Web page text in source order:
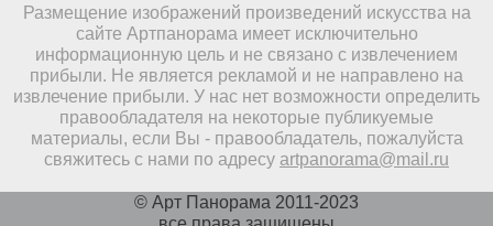
Размещение изображений произведений искусства на
сайте Артпанорама имеет исключительно
информационную цель и не связано с извлечением
прибыли. Не является рекламой и не направлено на
извлечение прибыли. У нас нет возможности определить
правообладателя на некоторые публикуемые
материалы, если Вы - правообладатель, пожалуйста
свяжитесь с нами по адресу artpanorama@mail.ru
© Арт Панорама 2011-2023